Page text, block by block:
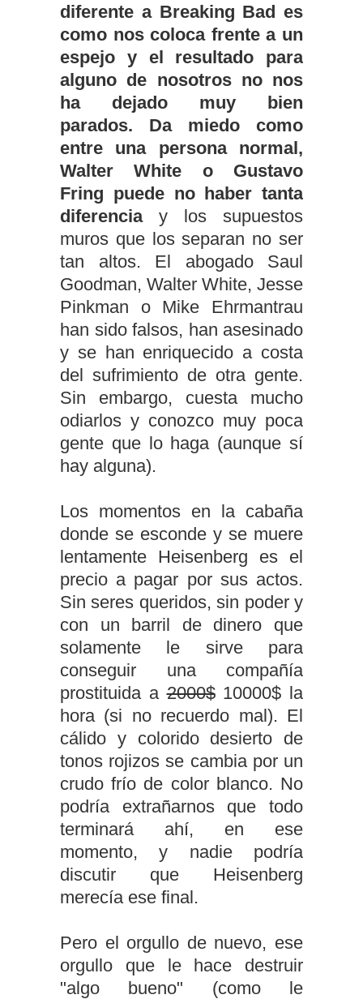
diferente a Breaking Bad es
como nos coloca frente a un
espejo y el resultado para
alguno de nosotros no nos
ha dejado muy bien
parados.
Da miedo como
entre una persona normal,
Walter White o Gustavo
Fring puede no haber tanta
diferencia y los supuestos
muros que los separan no ser
tan altos. El abogado Saul
Goodman, Walter White, Jesse
Pinkman o Mike Ehrmantrau
han sido falsos, han asesinado
y se han enriquecido a costa
del sufrimiento de otra gente.
Sin embargo, cuesta mucho
odiarlos y conozco muy poca
gente que lo haga (aunque sí
hay alguna).
Los momentos en la cabaña
donde se esconde y se muere
lentamente Heisenberg es el
precio a pagar por sus actos.
Sin seres queridos, sin poder y
con un barril de dinero que
solamente le sirve para
conseguir una compañía
prostituida a2000$10000$ la
hora (si no recuerdo mal). El
cálido y colorido desierto de
tonos rojizos se cambia por un
crudo frío de color blanco. No
podría extrañarnos que todo
terminará ahí, en ese
momento, y nadie podría
discutir que Heisenberg
merecía ese final.
Pero el orgullo de nuevo, ese
orgullo que le hace destruir
"algo bueno" (como le